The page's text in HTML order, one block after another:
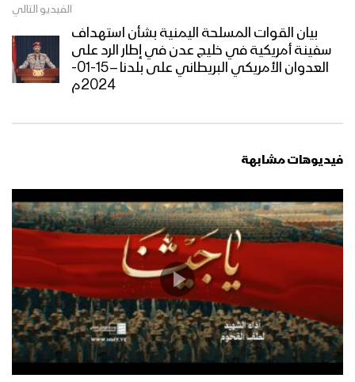
الفيديو التالي
بيان القوات المسلحة اليمنية بشأن استهداف
سفينة أمريكية في خليج عدن في إطار الرد على
العدوان الأمريكي البريطاني على بلدنا – 15-01-
2024م
فيديوهات مشابهة